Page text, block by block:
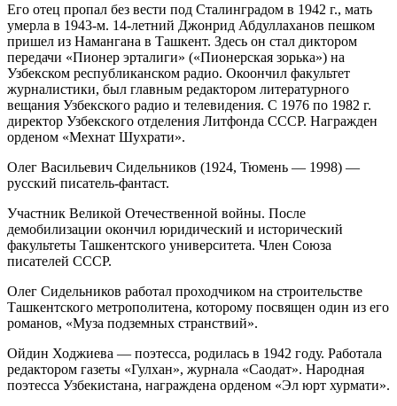
Его отец пропал без вести под Сталинградом в 1942 г., мать
умерла в 1943-м. 14-летний Джонрид Абдуллаханов пешком
пришел из Намангана в Ташкент. Здесь он стал диктором
передачи «Пионер эрталиги» («Пионерская зорька») на
Узбекском республиканском радио. Окоончил факультет
журналистики, был главным редактором литературного
вещания Узбекского радио и телевидения. С 1976 по 1982 г.
директор Узбекского отделения Литфонда СССР. Награжден
орденом «Мехнат Шухрати».
Олег Васильевич Сидельников (1924, Тюмень — 1998) —
русский писатель-фантаст.
Участник Великой Отечественной войны. После
демобилизации окончил юридический и исторический
факультеты Ташкентского университета. Член Союза
писателей СССР.
Олег Сидельников работал проходчиком на строительстве
Ташкентского метрополитена, которому посвящен один из его
романов, «Муза подземных странствий».
Ойдин Ходжиева — поэтесса, родилась в 1942 году. Работала
редактором газеты «Гулхан», журнала «Саодат». Народная
поэтесса Узбекистана, награждена орденом «Эл юрт хурмати».